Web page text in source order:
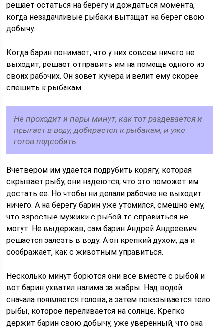
решает остаться на берегу и дождаться момента,
когда незадачливые рыбаки вытащат на берег свою
добычу.
Когда барин понимает, что у них совсем ничего не
выходит, решает отправить им на помощь одного из
своих рабочих. Он зовет кучера и велит ему скорее
спешить к рыбакам.
Не проходит и пары минут, как тот раздевается и
прыгает в воду, добирается к рыбакам, и уже
готов подсобить.
Вчетвером им удается подрубить корягу, которая
скрывает рыбу, они надеются, что это поможет им
достать ее. Но чтобы ни делали рабочие не выходит
ничего. А на берегу барин уже утомился, смешно ему,
что взрослые мужики с рыбой то справиться не
могут. Не выдержав, сам барин Андрей Андреевич
решается залезть в воду. А он крепкий духом, да и
соображает, как с животным управиться.
Несколько минут борются они все вместе с рыбой и
вот барин ухватил налима за жабры. Над водой
сначала появляется голова, а затем показывается тело
рыбы, которое переливается на солнце. Крепко
держит барин свою добычу, уже уверенный, что она